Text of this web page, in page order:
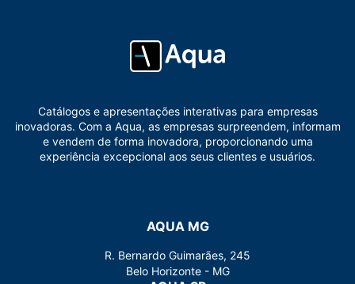
Catálogos e apresentações interativas para empresas
inovadoras. Com a Aqua, as empresas surpreendem, informam
e vendem de forma inovadora, proporcionando uma
experiência excepcional aos seus clientes e usuários.
AQUA MG
R. Bernardo Guimarães, 245
Belo Horizonte - MG